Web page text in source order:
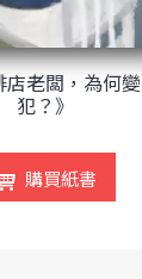
店老闆，為何
犯？》
購買紙書